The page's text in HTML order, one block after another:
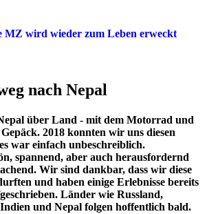
MZ wird wieder zum Leben erweckt
nach Nepal
über Land - mit dem Motorrad und
2018 konnten wir uns diesen
war einfach unbeschreiblich.
spannend, aber auch herausfordernd
Wir sind dankbar, dass wir diese
und haben einige Erlebnisse bereits
Länder wie Russland,
und Nepal folgen hoffentlich bald.